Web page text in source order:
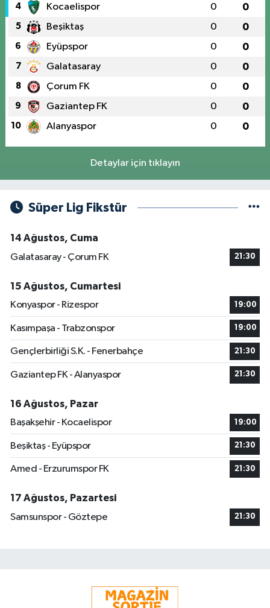
4 Kocaelispor 0 0
5 Beşiktaş 0 0
6 Eyüpspor 0 0
7 Galatasaray 0 0
8 Çorum FK 0 0
9 Gaziantep FK 0 0
10 Alanyaspor 0 0
Detaylar için tıklayın
Süper Lig Fikstür
14 Ağustos, Cuma
Galatasaray - Çorum FK
21:30
15 Ağustos, Cumartesi
Konyaspor - Rizespor
19:00
Kasımpaşa - Trabzonspor 19:00
Gençlerbirliği S.K. - Fenerbahçe 21:30
Gaziantep FK - Alanyaspor 21:30
16 Ağustos, Pazar
Başakşehir - Kocaelispor
19:00
Beşiktaş - Eyüpspor 21:30
Amed - Erzurumspor FK 21:30
17 Ağustos, Pazartesi
Samsunspor - Göztepe
21:30